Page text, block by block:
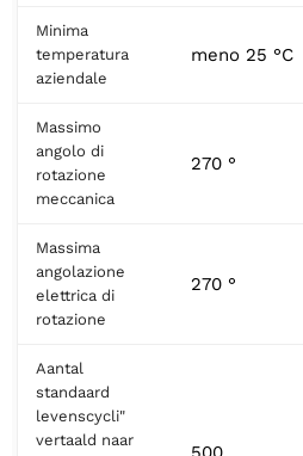
Minima
temperatura
aziendale
meno 25 °C
Massimo
angolo di
rotazione
meccanica
270 °
Massima
angolazione
elettrica di
rotazione
270 °
Aantal
standaard
levenscycli"
vertaald naar